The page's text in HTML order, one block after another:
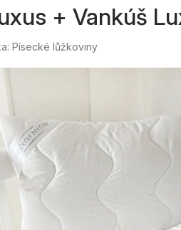
+ Vankúš
Písecké lůžkoviny